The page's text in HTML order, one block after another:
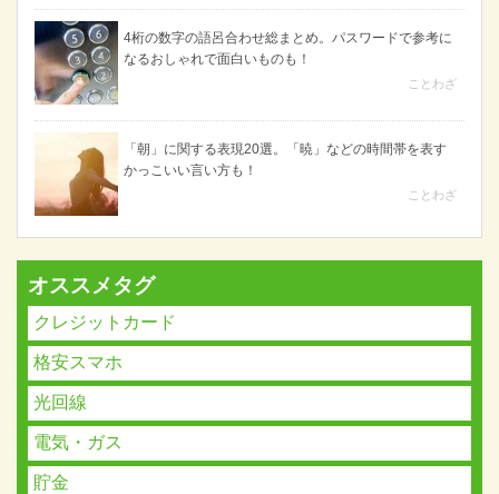
4桁の数字の語呂合わせ総まとめ。パスワードで参考に
なるおしゃれで面白いものも！
ことわざ
「朝」に関する表現20選。「暁」などの時間帯を表す
かっこいい言い方も！
ことわざ
オススメタグ
クレジットカード
格安スマホ
光回線
電気・ガス
貯金